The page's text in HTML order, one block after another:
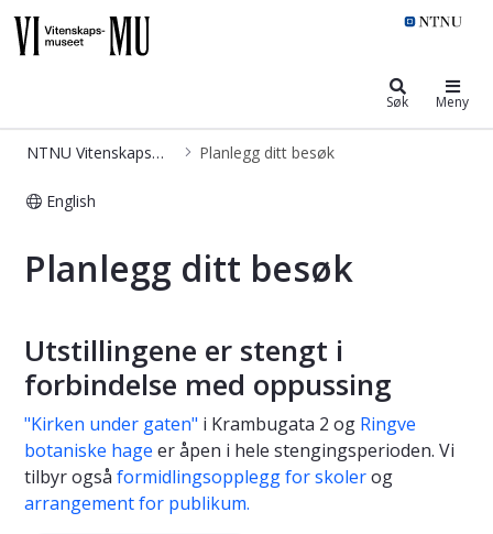
Søk Meny
NTNU Vitenskapsmuseet Planlegg ditt besøk
English
Planlegg ditt besøk
Utstillingene er stengt i
forbindelse med oppussing
"Kirken under gaten" i Krambugata 2 og Ringve
botaniske hage er åpen i hele stengingsperioden. Vi
tilbyr også formidlingsopplegg for skolerog
arrangement for publikum.